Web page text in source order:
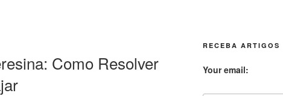
Como Resolver
RECEBA ARTIGOS
Your email: